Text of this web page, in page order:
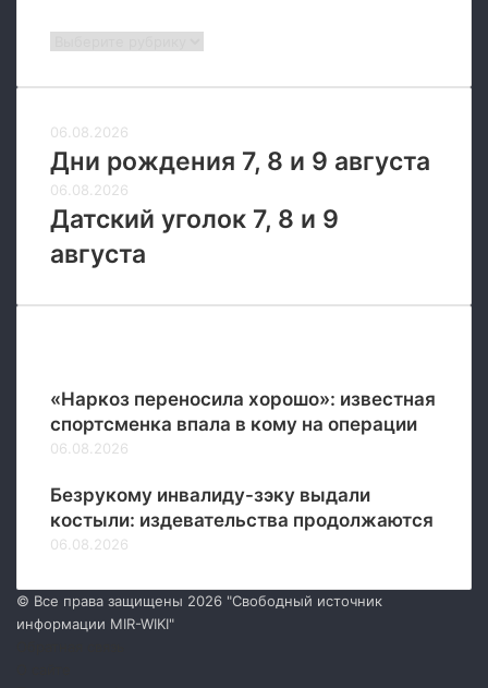
06.08.2026
Дни рождения 7, 8 и 9 августа
06.08.2026
Датский уголок 7, 8 и 9
августа
«Наркоз переносила хорошо»: известная
спортсменка впала в кому на операции
06.08.2026
Безрукому инвалиду-зэку выдали
костыли: издевательства продолжаются
06.08.2026
© Все права защищены 2026 "Свободный источник
информации MIR-WIKI"